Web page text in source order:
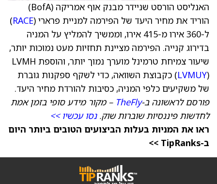
האנליסט הורסט שניידר מבנק אוף אמריקה (BofA)
הוריד את מחיר היעד של הפירמה למניית פרארי (RACE
)
ל-360 אירו מ-415 אירו, וממשיך להמליץ על המניה
בדירוג קנייה. הפירמה מציינת תחזיות מעט נמוכות יותר,
שיעור צמיחת טרמינל מוערך נמוך יותר, והוספת LVMH
(LVMUY ) כקבוצת השוואה, כדי לשקף ספקנות גוברת
של משקיעים כלפי המניה, כסיבות להורדת מחיר היעד.
פורסם לראשונה ב-TheFly – מקור מידע סופי בזמן אמת
לחדשות פיננסיות שוברות שוק.נסו עכשיו >>
ראו את המניות בעלות הביצועים הטובים ביותר היום
ב-TipRanks >>